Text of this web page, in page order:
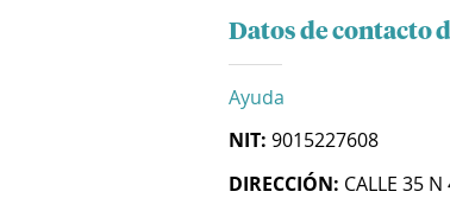
Datos de contacto
Ayuda
NIT: 9015227608
DIRECCIÓN: CALLE 35